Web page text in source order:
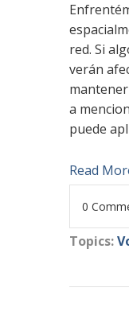
red. Si
verán
a
puede
Read
0
Topics: